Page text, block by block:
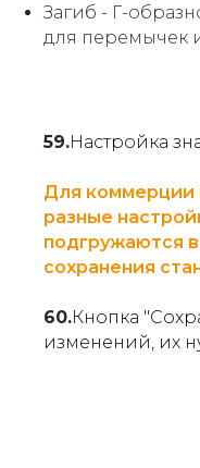
Загиб - Г-
для перемычек
59.Настройка
Для коммерции
разные
подгружаются
сохранения
60.Кнопка
изменений, их